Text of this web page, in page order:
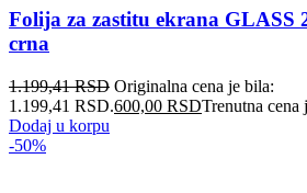
Folija za zastitu ekrana GLASS
crna
1.199,41RSD Originalna cena je bila:
1.199,41 RSD.600,00 RSDTrenutna cena
Dodaj u korpu
-50%